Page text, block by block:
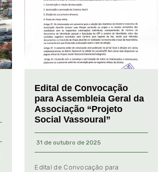
Edital de Convocação
para Assembleia Geral da
Associação “Projeto
Social Vassoural”
31 de outubro de 2025
Edital de Convocação para